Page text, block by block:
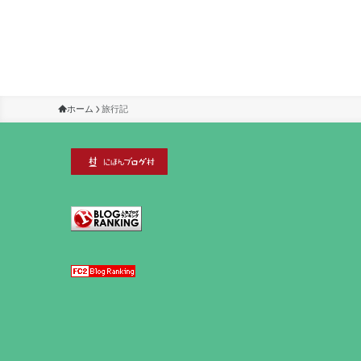
ホーム 旅行記